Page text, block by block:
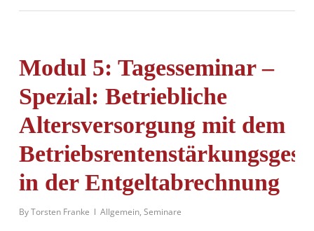
Modul 5: Tagesseminar –
Spezial: Betriebliche
Altersversorgung mit dem
in der Entgeltabrechnung
ByTorsten Franke Allgemein, Seminare